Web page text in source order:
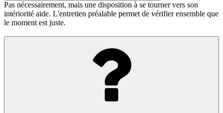
Pas nécessairement, mais une disposition à se tourner vers son
intériorité aide. L'entretien préalable permet de vérifier ensemble que
le moment est juste.